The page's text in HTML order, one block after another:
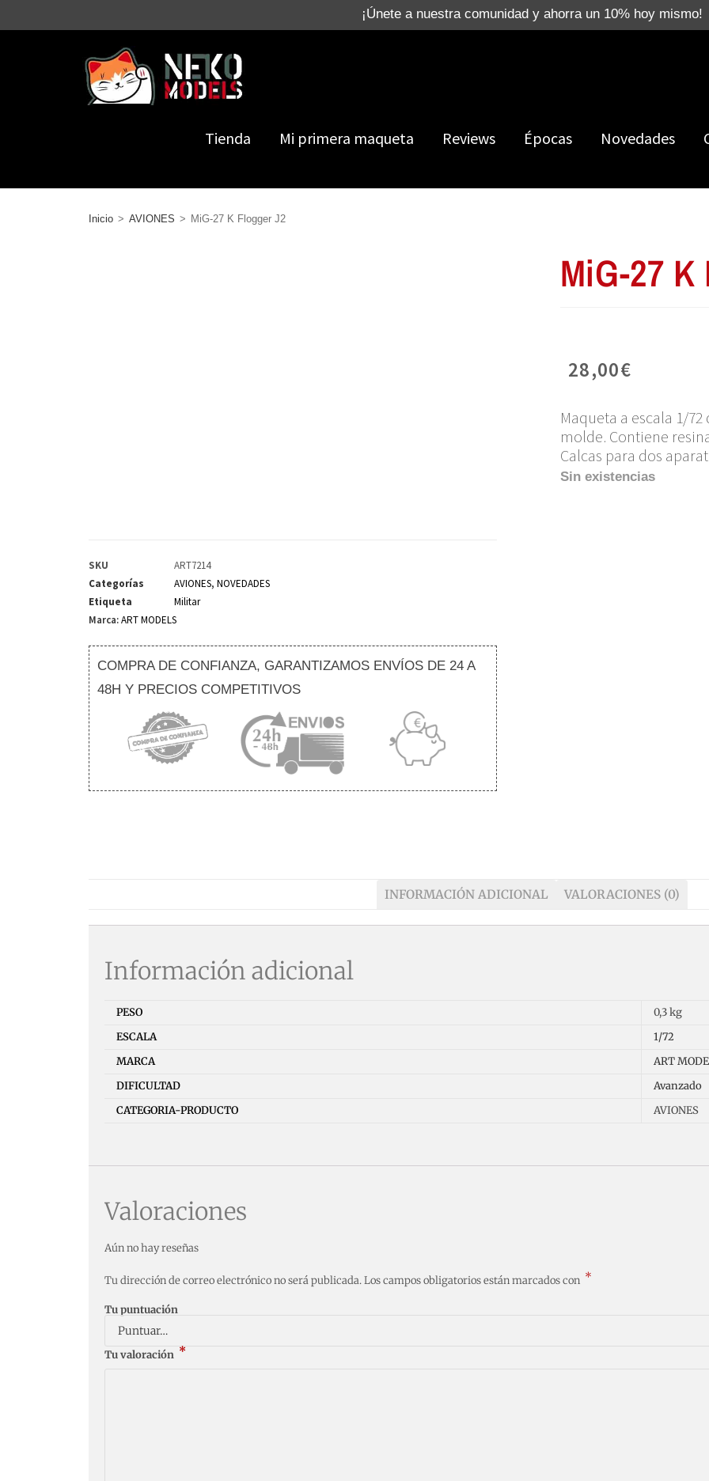
¡Únete a nuestra comunidad y ahorra un 10% hoy mismo!
Tienda Mi primera maqueta Reviews Épocas Novedades
Inicio > AVIONES > MiG-27 K Flogger J2
SKU
ART7214
Categorías
AVIONES, NOVEDADES
Etiqueta
Militar
Marca:ART MODELS
COMPRA DE CONFIANZA, GARANTIZAMOS ENVÍOS DE 24 A
48H Y PRECIOS COMPETITIVOS
MiG-27
28,00€
Maqueta a escala 1/
molde. Contiene
Calcas para dos
Sin existencias
INFORMACIÓN ADICIONAL VALORACIONES (0)
Información adicional
PESO
0,3 kg
ESCALA
1/72
MARCA
ART
DIFICULTAD
Avanzado
CATEGORIA-PRODUCTO
AVIONES
Valoraciones
Aún no hay reseñas
Tu dirección de correo electrónico no será publicada.Los campos obligatorios están marcados con *
Tu puntuación
Tu valoración *